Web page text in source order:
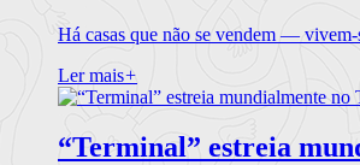
Há casas que não se vendem — vivem-
Ler mais+
“Terminal” estreia